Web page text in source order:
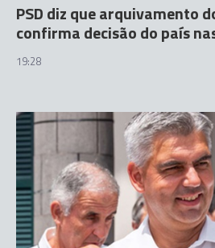
PSD diz que arquivamento
confirma decisão do país
19:28